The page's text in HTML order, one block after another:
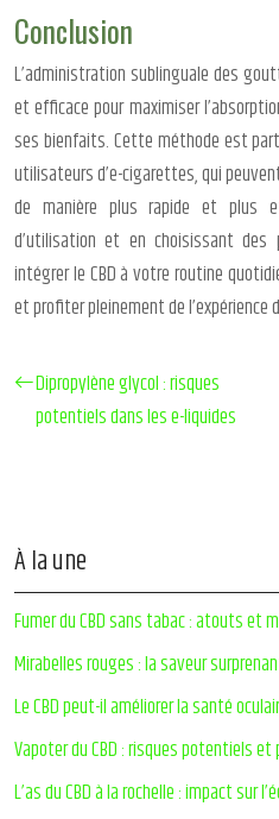
Conclusion
L’administration sublinguale des
et efficace pour maximiser
ses bienfaits. Cette méthode est
utilisateurs d’e-cigarettes, qui
de manière plus rapide et plus
d’utilisation et en choisissant des
intégrer le CBD à votre routine
et profiter pleinement de l’expérience
Dipropylène glycol : risques
potentiels dans les e-liquides
À la une
Fumer du CBD sans tabac : atouts et
Mirabelles rouges : la saveur
Le CBD peut-il améliorer la santé
Vapoter du CBD : risques potentiels
L’as du CBD à la rochelle : impact sur